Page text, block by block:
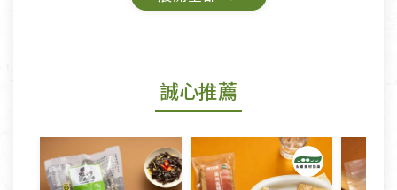
鑑賞期商品說明：
若您購買的商品有下列「不適用七天鑑賞期商品」情
形者，除商品瑕疵以外，恕不接受退換貨.
依消保法之規定提供該商品七天免費鑑賞期(含例假
日)的服務，原則上若商品未經使用或被汙損(除商品
瑕疵)，一般皆可申請退換貨。
誠心推薦